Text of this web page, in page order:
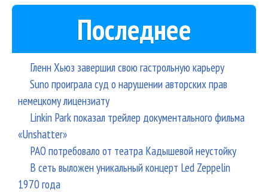
Последнее
Гленн Хьюз завершил свою гастрольную карьеру
Suno проиграла суд о нарушении авторских прав
немецкому лицензиату
Linkin Park показал трейлер документального фильма
«Unshatter»
РАО потребовало от театра Кадышевой неустойку
В сеть выложен уникальный концерт Led Zeppelin
1970 года